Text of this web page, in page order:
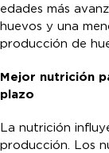
edades más
huevos y una
producción de
Mejor nutrición
plazo
La nutrición
producción. Los